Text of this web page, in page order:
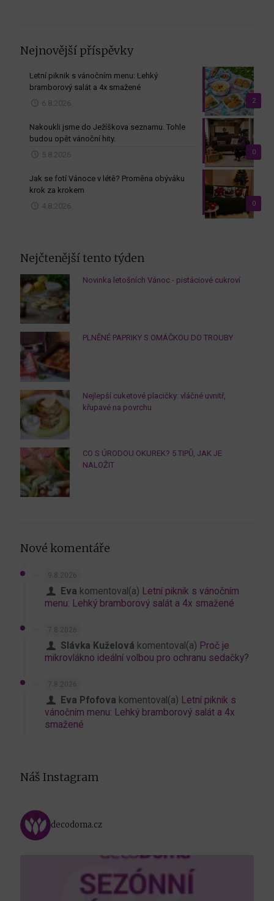
Nejnovější příspěvky
2
Letní piknik s vánočním menu: Lehký
bramborový salát a 4x smažené
6.8.2026
0
Nakoukli jsme do Ježíškova seznamu. Tohle
budou opět vánoční hity.
5.8.2026
0
Jak se fotí Vánoce v létě? Proměna obýváku
krok za krokem
4.8.2026
Nejčtenější tento týden
Novinka letošních Vánoc - pistáciové cukroví
PLNĚNÉ PAPRIKY S OMÁČKOU DO TROUBY
Nejlepší cuketové placičky: vláčné uvnitř,
křupavé na povrchu
CO S ÚRODOU OKUREK? 5 TIPŮ, JAK JE
NALOŽIT
Nové komentáře
9.8.2026
Eva komentoval(a) Letní piknik s vánočním
menu: Lehký bramborový salát a 4x smažené
7.8.2026
Slávka Kuželová komentoval(a) Proč je
mikrovlákno ideální volbou pro ochranu sedačky?
7.8.2026
Eva Pfofova komentoval(a) Letní piknik s
vánočním menu: Lehký bramborový salát a 4x
smažené
Náš Instagram
decodoma.cz